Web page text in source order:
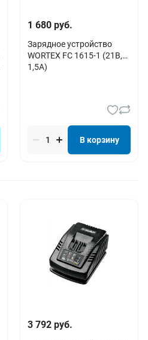
1 680 руб.
Зарядное устройство
WORTEX FC 1615-1 (21В,
1,5А)
В корзину
3 792 руб.